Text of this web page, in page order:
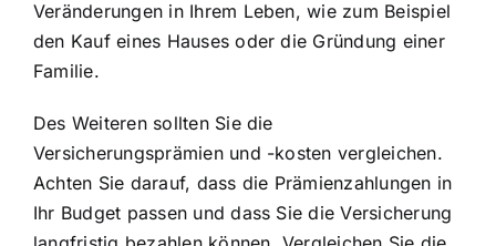
Veränderungen in Ihrem Leben, wie zum Beispiel
den Kauf eines Hauses oder die Gründung einer
Familie.
Des Weiteren sollten Sie die
Versicherungsprämien und -kosten vergleichen.
Achten Sie darauf, dass die Prämienzahlungen in
Ihr Budget passen und dass Sie die Versicherung